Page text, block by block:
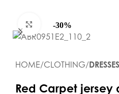
main
-30%
Click to enlarge
HOME CLOTHING
Red Carpet jersey